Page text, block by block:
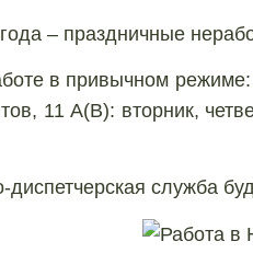
– праздничные
в привычном
11 А(В): вторник,
служба